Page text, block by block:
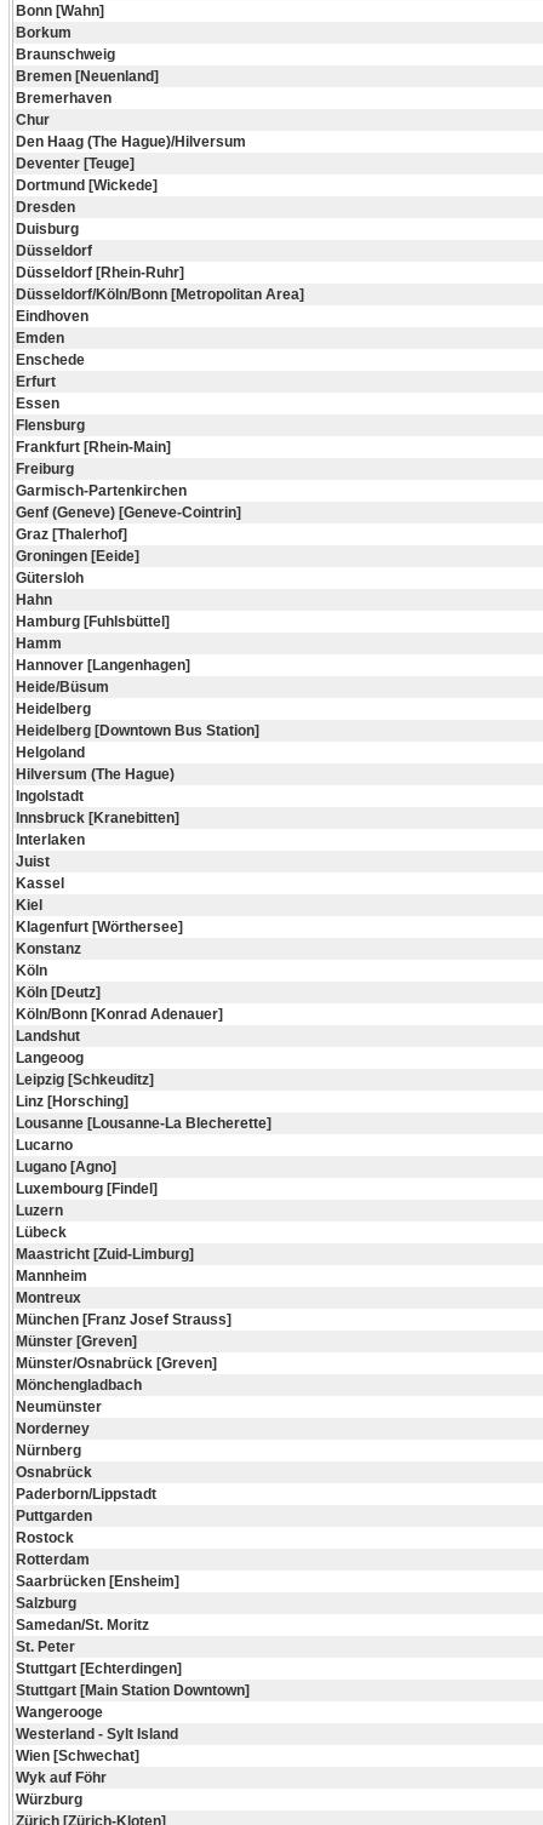
Bonn [Wahn]
Borkum
Braunschweig
Bremen [Neuenland]
Bremerhaven
Chur
Den Haag (The Hague)/Hilversum
Deventer [Teuge]
Dortmund [Wickede]
Dresden
Duisburg
Düsseldorf
Düsseldorf [Rhein-Ruhr]
Düsseldorf/Köln/Bonn [Metropolitan Area]
Eindhoven
Emden
Enschede
Erfurt
Essen
Flensburg
Frankfurt [Rhein-Main]
Freiburg
Garmisch-Partenkirchen
Genf (Geneve) [Geneve-Cointrin]
Graz [Thalerhof]
Groningen [Eeide]
Gütersloh
Hahn
Hamburg [Fuhlsbüttel]
Hamm
Hannover [Langenhagen]
Heide/Büsum
Heidelberg
Heidelberg [Downtown Bus Station]
Helgoland
Hilversum (The Hague)
Ingolstadt
Innsbruck [Kranebitten]
Interlaken
Juist
Kassel
Kiel
Klagenfurt [Wörthersee]
Konstanz
Köln
Köln [Deutz]
Köln/Bonn [Konrad Adenauer]
Landshut
Langeoog
Leipzig [Schkeuditz]
Linz [Horsching]
Lousanne [Lousanne-La Blecherette]
Lucarno
Lugano [Agno]
Luxembourg [Findel]
Luzern
Lübeck
Maastricht [Zuid-Limburg]
Mannheim
Montreux
München [Franz Josef Strauss]
Münster [Greven]
Münster/Osnabrück [Greven]
Mönchengladbach
Neumünster
Norderney
Nürnberg
Osnabrück
Paderborn/Lippstadt
Puttgarden
Rostock
Rotterdam
Saarbrücken [Ensheim]
Salzburg
Samedan/St. Moritz
St. Peter
Stuttgart [Echterdingen]
Stuttgart [Main Station Downtown]
Wangerooge
Westerland - Sylt Island
Wien [Schwechat]
Wyk auf Föhr
Würzburg
Zürich [Zürich-Kloten]